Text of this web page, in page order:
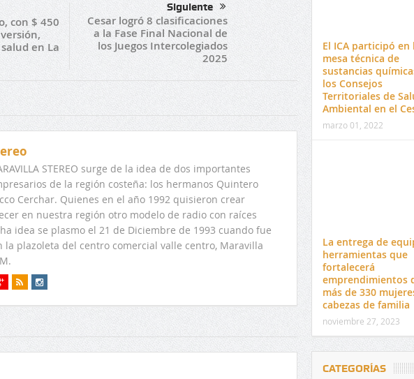
con $ 450
en La
Siguiente
Cesar logró 8 clasificaciones
a la Fase Final Nacional de
los Juegos Intercolegiados
2025
STEREO surge de la idea de dos importantes
de la región costeña: los hermanos Quintero
Cerchar. Quienes en el año 1992 quisieron crear
en nuestra región otro modelo de radio con raíces
idea se plasmo el 21 de Diciembre de 1993 cuando fue
la plazoleta del centro comercial valle centro, Maravilla
El ICA participó en
mesa técnica de
sustancias
los Consejos
Territoriales de
Ambiental en el
marzo 01, 2022
La entrega de
herramientas que
fortalecerá
emprendimientos
más de 330
cabezas de familia
noviembre 27, 2023
CATEGORÍAS